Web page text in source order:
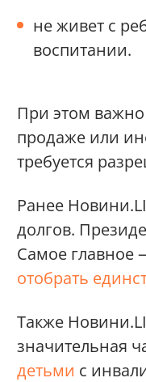
не живет с
воспитании.
При этом
продаже или
требуется
Ранее
долгов.
Самое главное
отобрать
Также
значительная
детьми с